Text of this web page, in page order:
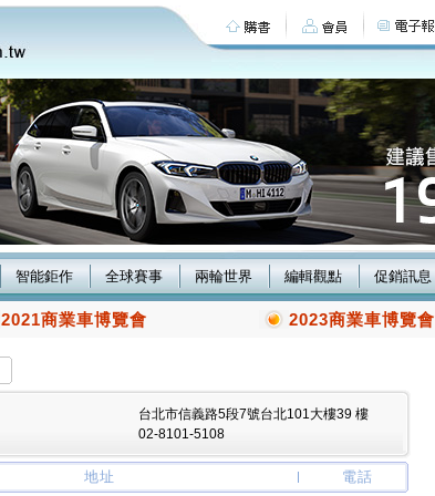
智能鉅作 全球賽事 兩輪世界 編輯觀點 促銷訊息
2021商業車博覽會 2023商業車博覽會
台北市信義路5段7號台北101大樓39 樓
02-8101-5108
地址 電話